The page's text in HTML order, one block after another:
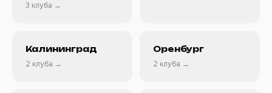
3 клуба →
Калининград
2 клуба →
Оренбург
2 клуба →